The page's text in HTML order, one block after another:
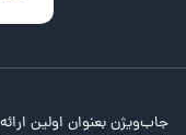
جاب‌ویژن بعنوان اولین